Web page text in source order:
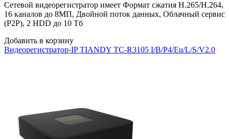
Сетевой видеорегистратор имеет Формат сжатия H.265/H.264,
16 каналов до 8МП, Двойной поток данных, Облачный сервис
(P2P), 2 HDD до 10 Тб
Добавить в корзину
Видеорегистратор-IP TIANDY TC-R3105 I/B/P4/Eu/L/S/V2.0